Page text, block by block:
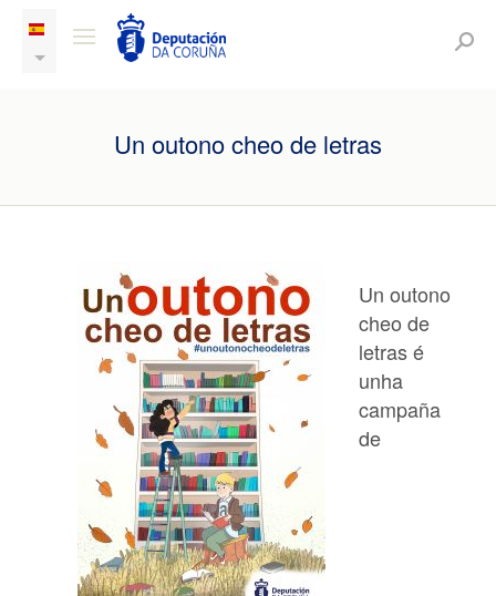
Un outono cheo de letras
Un outono
cheo de
letras é
unha
campaña
de